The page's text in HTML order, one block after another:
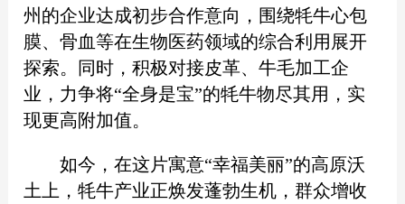
州的企业达成初步合作意向，围绕牦牛心包
膜、骨血等在生物医药领域的综合利用展开
探索。同时，积极对接皮革、牛毛加工企
业，力争将“全身是宝”的牦牛物尽其用，实
现更高附加值。
如今，在这片寓意“幸福美丽”的高原沃
土上，牦牛产业正焕发蓬勃生机，群众增收